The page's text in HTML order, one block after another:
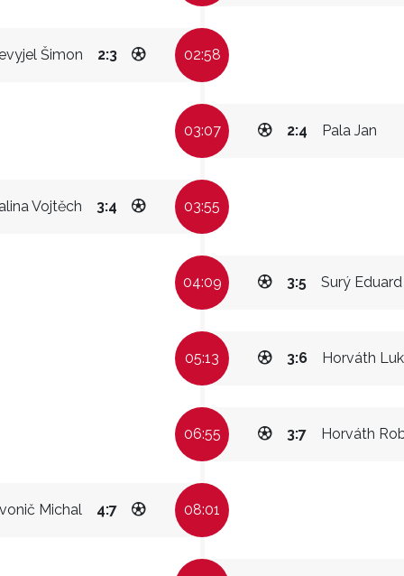
Šimon 2:3 02:58
03:07 Pala Jan
2:4
Vojtěch 3:4 03:55
04:09 Surý Eduard
3:5
05:13 Horváth
3:6
06:55 Horváth
3:7
Michal 4:7 08:01